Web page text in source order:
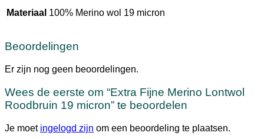
Materiaal 100% Merino wol 19 micron
Beoordelingen
Er zijn nog geen beoordelingen.
Wees de eerste om “Extra Fijne Merino Lontwol
Roodbruin 19 micron” te beoordelen
Je moet ingelogd zijn om een beoordeling te plaatsen.